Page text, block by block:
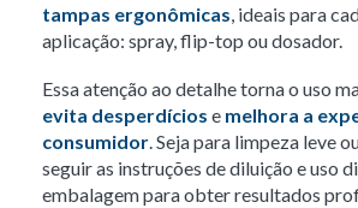
tampas ergonômicas , ideais para
aplicação: spray, flip-top ou dosador.
Essa atenção ao detalhe torna o uso
evita desperdícios e melhora a
consumidor. Seja para limpeza leve
seguir as instruções de diluição e uso
embalagem para obter resultados